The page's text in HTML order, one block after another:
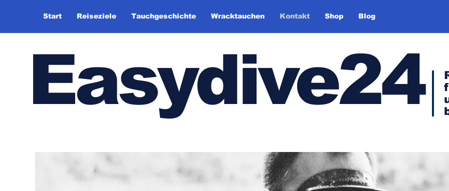
Start Reiseziele Tauchgeschichte Wracktauchen Kontakt Shop Blog
Easydive24